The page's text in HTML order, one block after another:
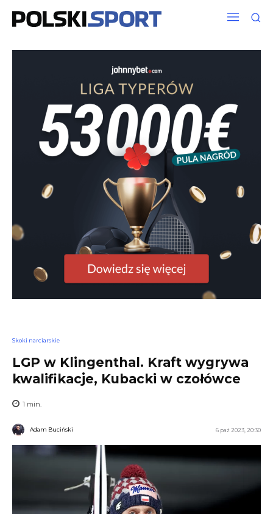
Skoki narciarskie
LGP w Klingenthal. Kraft wygrywa
kwalifikacje, Kubacki w czołówce
1 min.
Adam Buciński 6 paź 2023, 20:30